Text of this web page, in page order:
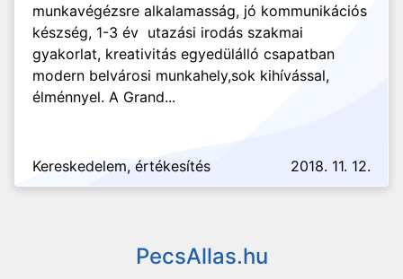
munkavégézsre alkalamasság, jó kommunikációs
készség, 1-3 év utazási irodás szakmai
gyakorlat, kreativitás egyedülálló csapatban
modern belvárosi munkahely,sok kihívással,
élménnyel. A Grand...
Kereskedelem, értékesítés 2018. 11. 12.
PecsAllas.hu